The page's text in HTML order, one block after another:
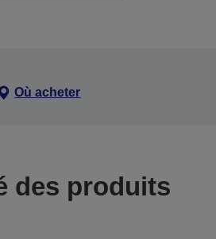
Où acheter
des produits